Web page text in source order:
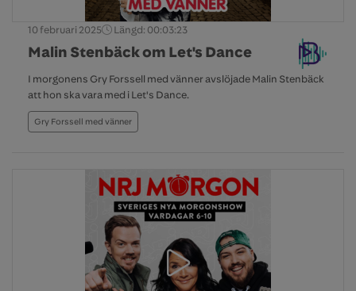
10 februari 2025 Längd: 00:03:23
Malin Stenbäck om Let's Dance
I morgonens Gry Forssell med vänner avslöjade Malin Stenbäck
att hon ska vara med i Let's Dance.
Gry Forssell med vänner